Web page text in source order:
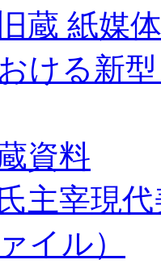
蔵 紙媒
ける新
資料
主宰現
イル）